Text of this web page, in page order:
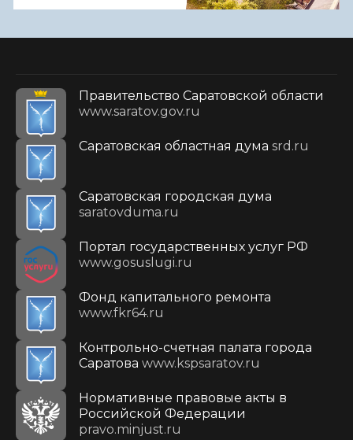
Правительство Саратовской области
www.saratov.gov.ru
Саратовская областная дума srd.ru
Саратовская городская дума
saratovduma.ru
Портал государственных услуг РФ
www.gosuslugi.ru
Фонд капитального ремонта
www.fkr64.ru
Контрольно-счетная палата города
Саратова www.kspsaratov.ru
Нормативные правовые акты в
Российской Федерации
pravo.minjust.ru